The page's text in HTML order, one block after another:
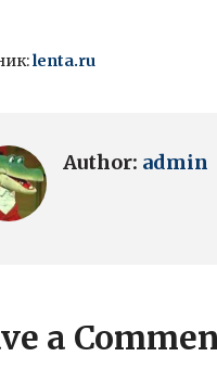
lenta.ru
Author: admin
a